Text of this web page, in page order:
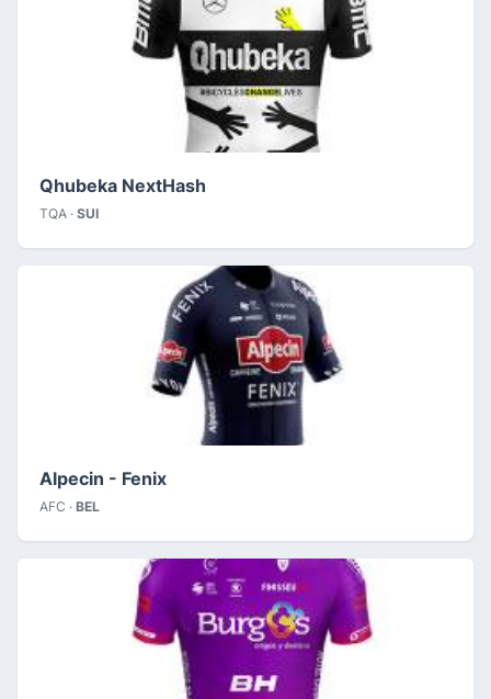
Qhubeka NextHash
TQA · SUI
Alpecin - Fenix
AFC · BEL